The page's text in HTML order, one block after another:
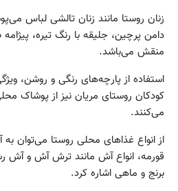
زنان روستا مانند زنان تالشی لباس
دامن پرچین، جلیقه با رنگ تیره،
منقش می‏‌باشد.
استفاده از پارچه‏‌های رنگی و روشن،
کودکان روستای مریان نیز از پوشاک
می‏‌کنند.
از انواع غذاهای محلی روستا می‏‌توان
قورمه، انواع آش مانند ترش آش و آش
برنج و ماهی اشاره کرد.